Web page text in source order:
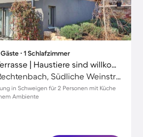
∙ 1 Schlafzimmer
Wohnung mit Terrasse | Haustiere sind willkommen
Schweigen-Rechtenbach, Südliche Weinstraße, Deutschland
in Schweigen für 2 Personen mit Küche
Ambiente